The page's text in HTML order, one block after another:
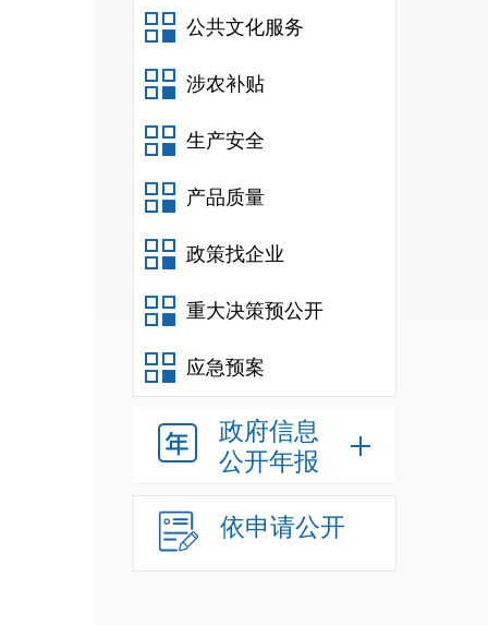
公共文化服务
涉农补贴
生产安全
产品质量
政策找企业
重大决策预公开
应急预案
政府信息
公开年报
依申请公开